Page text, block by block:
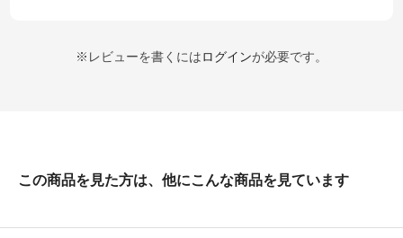
※レビューを書くにはログインが必要です。
この商品を見た方は、他にこんな商品を見ています